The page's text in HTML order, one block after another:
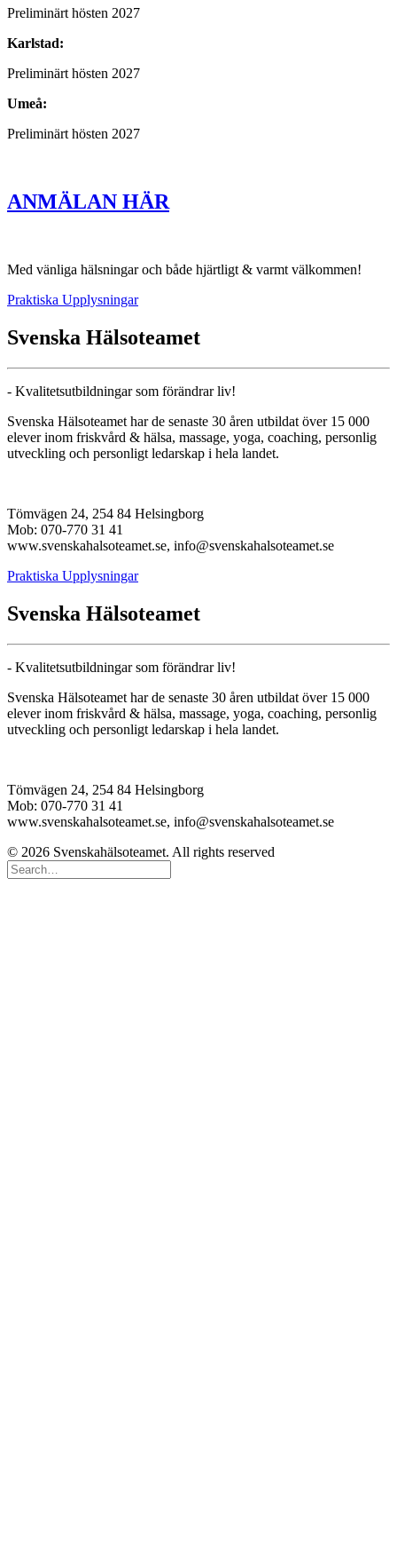
Preliminärt hösten 2027
Karlstad:
Preliminärt hösten 2027
Umeå:
Preliminärt hösten 2027
ANMÄLAN HÄR
Med vänliga hälsningar och både hjärtligt & varmt välkommen!
Praktiska Upplysningar
Svenska Hälsoteamet
- Kvalitetsutbildningar som förändrar liv!
Svenska Hälsoteamet har de senaste 30 åren utbildat över 15 000
elever inom friskvård & hälsa, massage, yoga, coaching, personlig
utveckling och personligt ledarskap i hela landet.
Tömvägen 24, 254 84 Helsingborg
Mob: 070-770 31 41
www.svenskahalsoteamet.se, info@svenskahalsoteamet.se
Praktiska Upplysningar
Svenska Hälsoteamet
- Kvalitetsutbildningar som förändrar liv!
Svenska Hälsoteamet har de senaste 30 åren utbildat över 15 000
elever inom friskvård & hälsa, massage, yoga, coaching, personlig
utveckling och personligt ledarskap i hela landet.
Tömvägen 24, 254 84 Helsingborg
Mob: 070-770 31 41
www.svenskahalsoteamet.se, info@svenskahalsoteamet.se
© 2026 Svenskahälsoteamet. All rights reserved